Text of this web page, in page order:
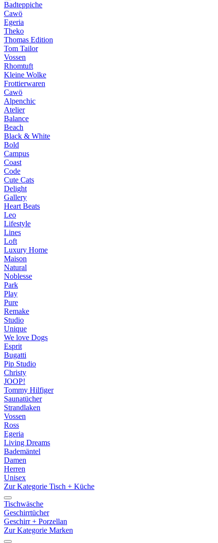
Badteppiche
Cawö
Egeria
Theko
Thomas Edition
Tom Tailor
Vossen
Rhomtuft
Kleine Wolke
Frottierwaren
Cawö
Alpenchic
Atelier
Balance
Beach
Black & White
Bold
Campus
Coast
Code
Cute Cats
Delight
Gallery
Heart Beats
Leo
Lifestyle
Lines
Loft
Luxury Home
Maison
Natural
Noblesse
Park
Play
Pure
Remake
Studio
Unique
We love Dogs
Esprit
Bugatti
Pip Studio
Christy
JOOP!
Tommy Hilfiger
Saunatücher
Strandlaken
Vossen
Ross
Egeria
Living Dreams
Bademäntel
Damen
Herren
Unisex
Zur Kategorie Tisch + Küche
Tischwäsche
Geschirrtücher
Geschirr + Porzellan
Zur Kategorie Marken